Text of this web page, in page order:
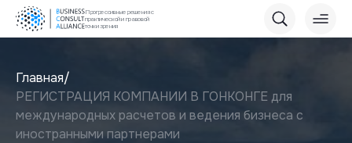
Прогрессивные решения с
практической и правовой
точки зрения
Главная
РЕГИСТРАЦИЯ КОМПАНИИ В ГОНКОНГЕ для
международных расчетов и ведения бизнеса с
иностранными партнерами